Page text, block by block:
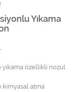
Yıkama
yıkama özellikli nozul
kimyasal atma